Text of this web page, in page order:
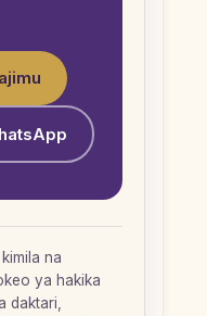
na
ya hakika
daktari,